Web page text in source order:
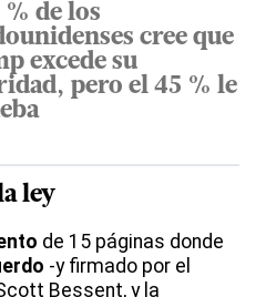
% de los
cree que
excede su
pero el 45 % le
ley
de 15 páginas donde
-y firmado por el
Bessent, y la